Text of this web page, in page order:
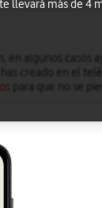
creado en el
llevará más de 4